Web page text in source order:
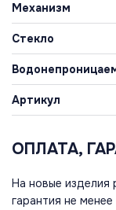
Механизм
Стекло
Артикул
ОПЛАТА,
На новые изделия
гарантия не